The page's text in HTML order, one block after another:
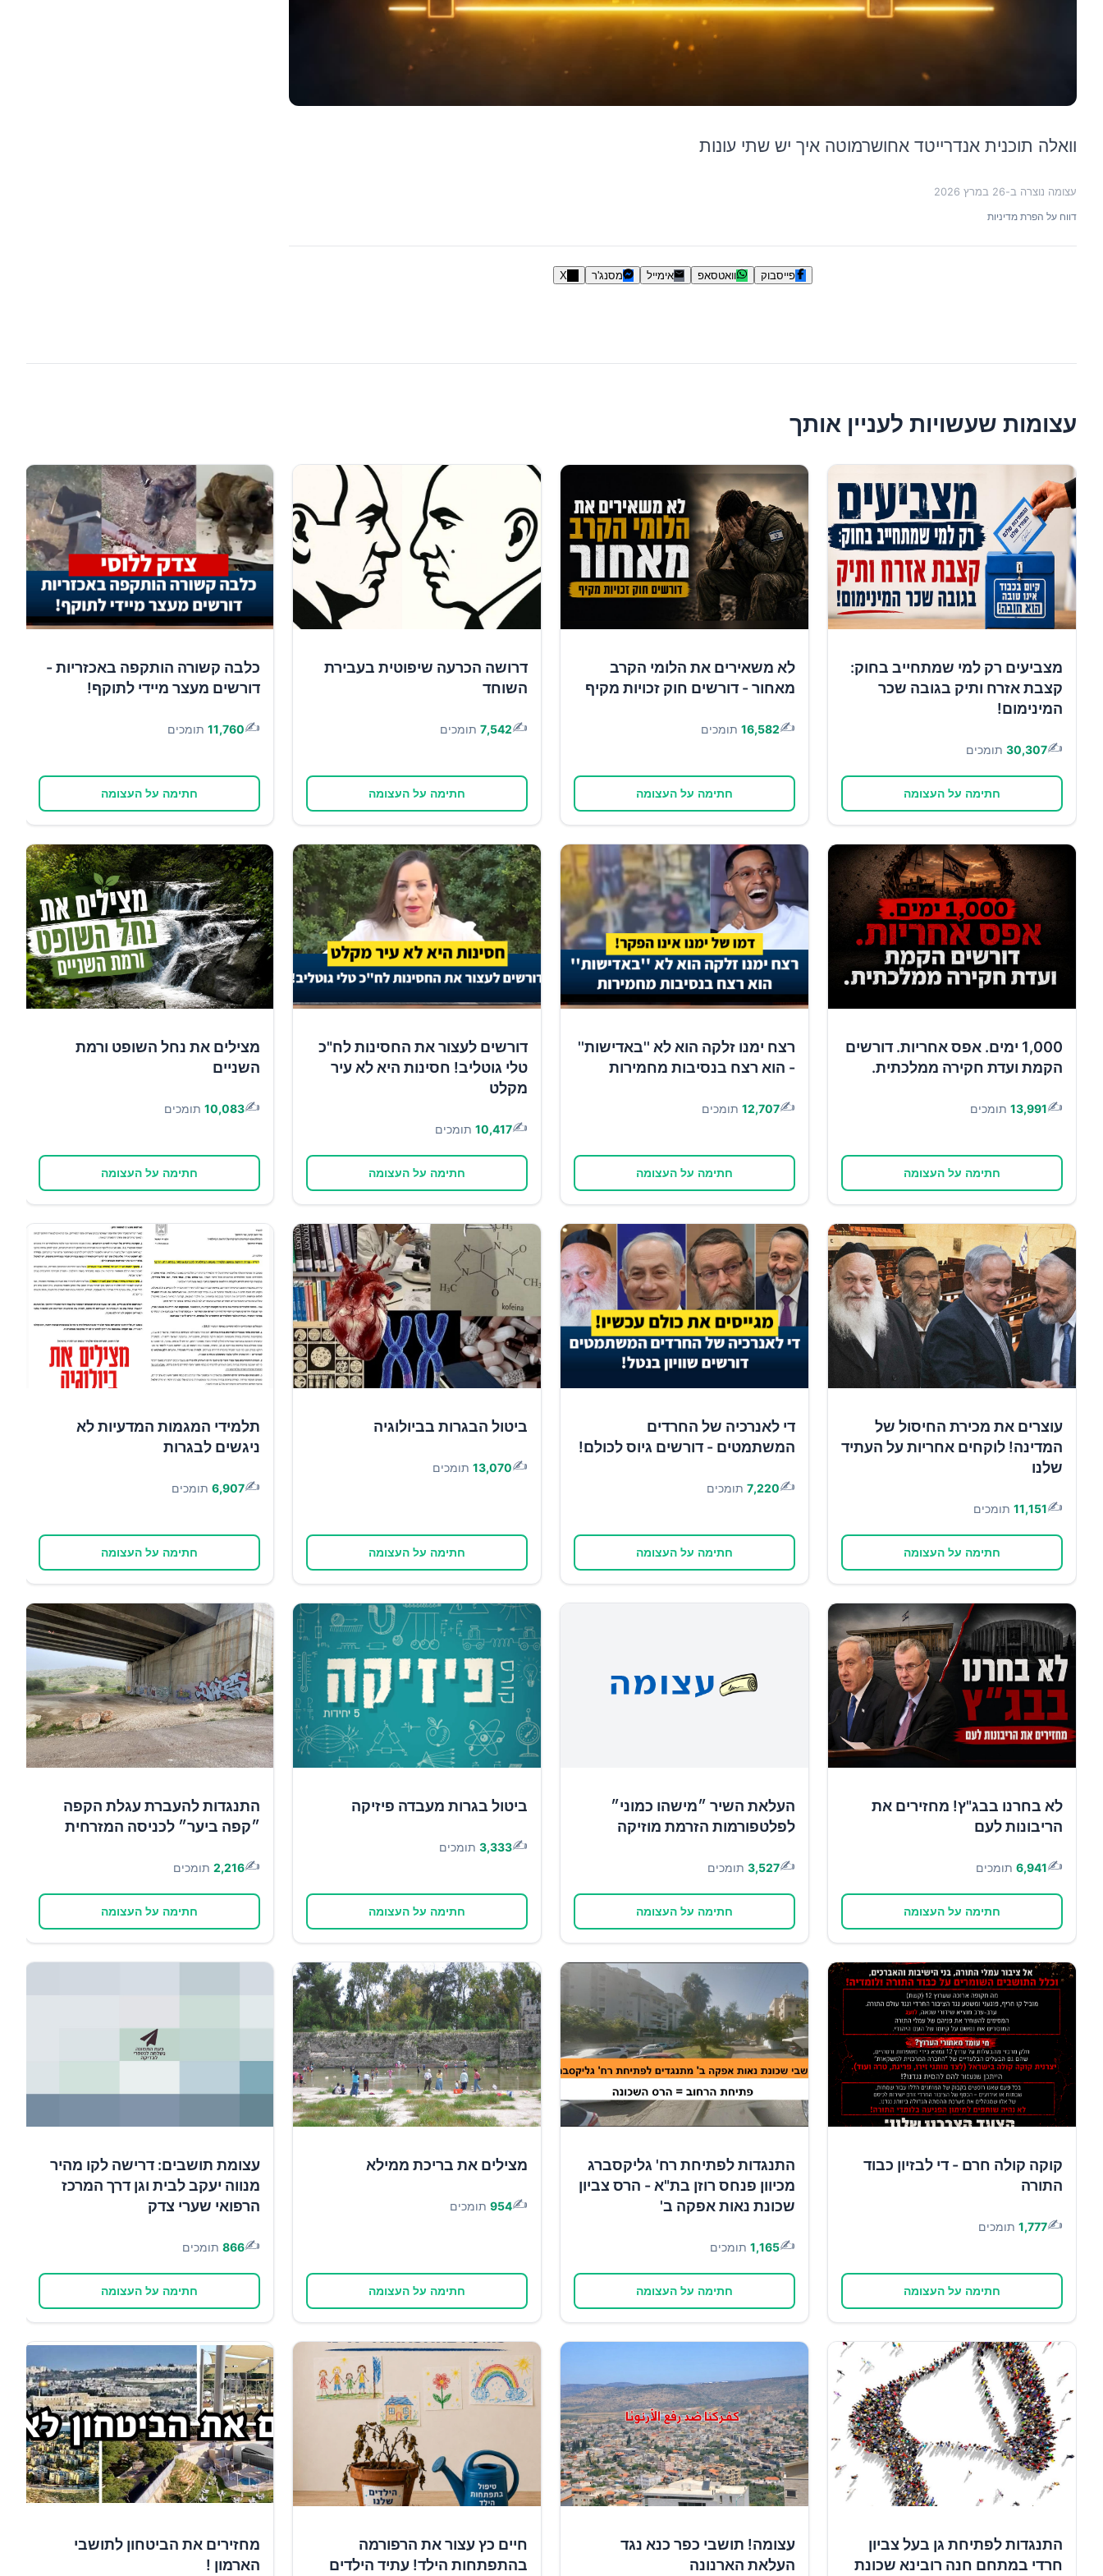
וואלה תוכנית אנדרייטד אחושרמוטה איך יש שתי עונות
עצומה נוצרה ב-26 במרץ 2026
דווח על הפרת מדיניות
פייסבוק וואטסאפ אימייל מסנג'ר X
עצומות שעשויות לעניין אותך
מצביעים רק למי שמתחייב בחוק:
קצבת אזרח ותיק בגובה שכר
המינימום!
✍️
30,307 תומכים
חתימה על העצומה
לא משאירים את הלומי הקרב
מאחור - דורשים חוק זכויות מקיף
✍️
16,582 תומכים
חתימה על העצומה
דרושה הכרעה שיפוטית בעבירת
השוחד
✍️
7,542 תומכים
חתימה על העצומה
כלבה קשורה הותקפה באכזריות -
דורשים מעצר מיידי לתוקף!
✍️
11,760 תומכים
חתימה על העצומה
1,000 ימים. אפס אחריות. דורשים
הקמת ועדת חקירה ממלכתית.
✍️
13,991 תומכים
חתימה על העצומה
רצח ימנו זלקה הוא לא ''באדישות''
- הוא רצח בנסיבות מחמירות
✍️
12,707 תומכים
חתימה על העצומה
דורשים לעצור את החסינות לח"כ
טלי גוטליב! חסינות היא לא עיר
מקלט
✍️
10,417 תומכים
חתימה על העצומה
מצילים את נחל השופט ורמת
השניים
✍️
10,083 תומכים
חתימה על העצומה
עוצרים את מכירת החיסול של
המדינה! לוקחים אחריות על העתיד
שלנו
✍️
11,151 תומכים
חתימה על העצומה
די לאנרכיה של החרדים
המשתמטים - דורשים גיוס לכולם!
✍️
7,220 תומכים
חתימה על העצומה
ביטול הבגרות בביולוגיה
✍️
13,070 תומכים
חתימה על העצומה
תלמידי המגמות המדעיות לא
ניגשים לבגרות
✍️
6,907 תומכים
חתימה על העצומה
לא בחרנו בבג"ץ! מחזירים את
הריבונות לעם
✍️
6,941 תומכים
חתימה על העצומה
העלאת השיר ״מישהו כמוני״
לפלטפורמות הזרמת מוזיקה
✍️
3,527 תומכים
חתימה על העצומה
ביטול בגרות מעבדה פיזיקה
✍️
3,333 תומכים
חתימה על העצומה
התנגדות להעברת עגלת הקפה
״קפה ביער״ לכניסה המזרחית
✍️
2,216 תומכים
חתימה על העצומה
קוקה קולה חרם - די לבזיון כבוד
התורה
✍️
1,777 תומכים
חתימה על העצומה
התנגדות לפתיחת רח' גליקסברג
מכיוון פנחס רוזן בת"א - הרס צביון
שכונת נאות אפקה ב'
✍️
1,165 תומכים
חתימה על העצומה
מצילים את בריכת ממילא
✍️
954 תומכים
חתימה על העצומה
עצומת תושבים: דרישה לקו מהיר
מנווה יעקב לבית וגן דרך המרכז
הרפואי שערי צדק
✍️
866 תומכים
חתימה על העצומה
התנגדות לפתיחת גן בעל צביון
חרדי במתחם חנה רובינא שכונת
עצומה! תושבי כפר כנא נגד
העלאת הארנונה
חיים כץ עצור את הרפורמה
בהתפתחות הילד! עתיד הילדים
מחזירים את הביטחון לתושבי
הארמון !